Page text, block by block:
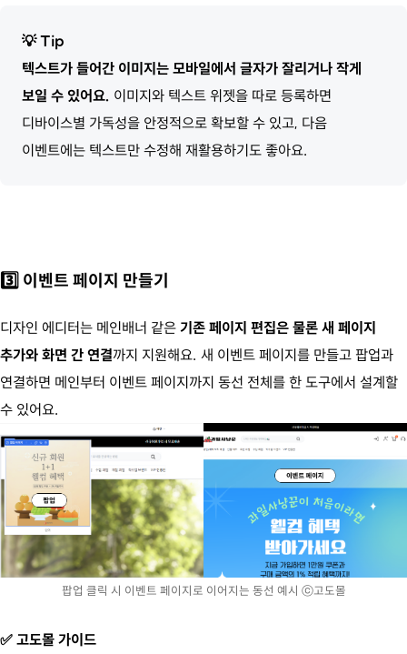
💡Tip
텍스트가 들어간 이미지는 모바일에서 글자가 잘리거나 작게
보일 수 있어요. 이미지와 텍스트 위젯을 따로 등록하면
디바이스별 가독성을 안정적으로 확보할 수 있고, 다음
이벤트에는 텍스트만 수정해 재활용하기도 좋아요.
3️⃣ 이벤트 페이지 만들기
디자인 에디터는 메인배너 같은 기존 페이지 편집은 물론 새 페이지
추가와 화면 간 연결까지 지원해요. 새 이벤트 페이지를 만들고 팝업과
연결하면 메인부터 이벤트 페이지까지 동선 전체를 한 도구에서 설계할
수 있어요.
팝업 클릭 시 이벤트 페이지로 이어지는 동선 예시 ⓒ고도몰
✅ 고도몰 가이드